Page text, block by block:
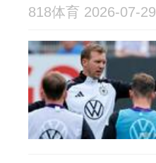
818体育 2026-07-29